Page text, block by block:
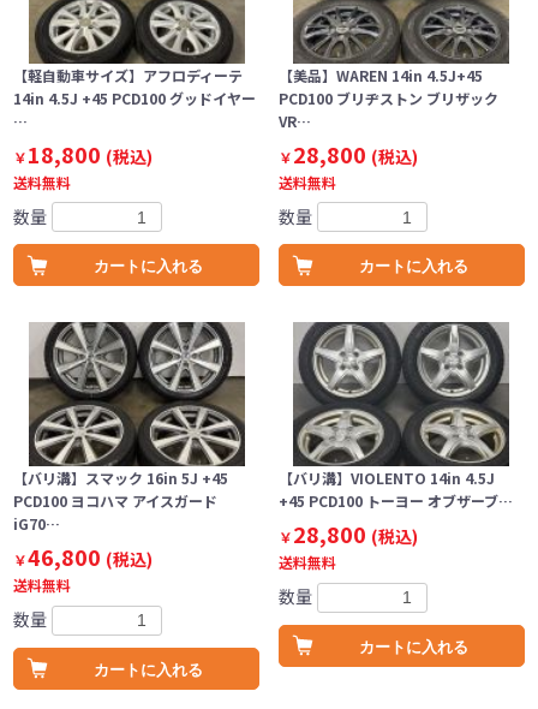
【軽自動車サイズ】アフロディーテ
14in 4.5J +45 PCD100 グッドイヤー
…
￥18,800 (税込)
送料無料
数量
カートに入れる
【美品】WAREN 14in 4.5J+45
PCD100 ブリヂストン ブリザック
VR…
￥28,800 (税込)
送料無料
数量
カートに入れる
【バリ溝】スマック 16in 5J +45
PCD100 ヨコハマ アイスガード
iG70…
￥46,800 (税込)
送料無料
数量
カートに入れる
【バリ溝】VIOLENTO 14in 4.5J
+45 PCD100 トーヨー オブザーブ…
￥28,800 (税込)
送料無料
数量
カートに入れる